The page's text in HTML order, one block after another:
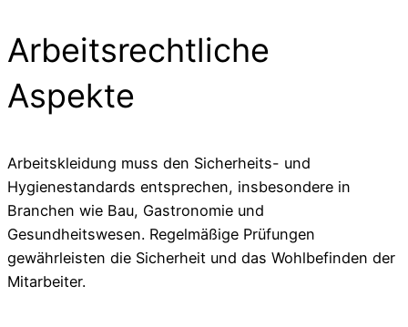
Arbeitsrechtliche
Aspekte
Arbeitskleidung muss den Sicherheits- und
Hygienestandards entsprechen, insbesondere in
Branchen wie Bau, Gastronomie und
Gesundheitswesen. Regelmäßige Prüfungen
gewährleisten die Sicherheit und das Wohlbefinden der
Mitarbeiter.